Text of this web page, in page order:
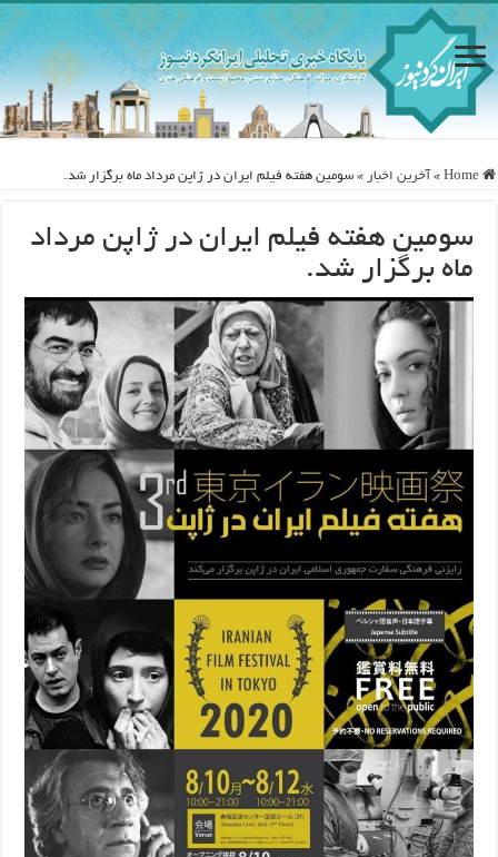
Home
» آخرین اخبار » سومین هفته فیلم ایران در ژاپن مرداد ماه برگزار شد.
سومین هفته فیلم ایران در ژاپن مرداد
ماه برگزار شد.